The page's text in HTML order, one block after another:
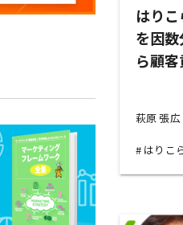
はり
を因
ら顧客
萩原 張
はりこ